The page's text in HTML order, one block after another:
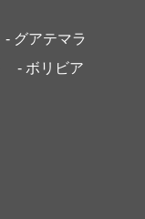
- グアテマラ
- ボリビア